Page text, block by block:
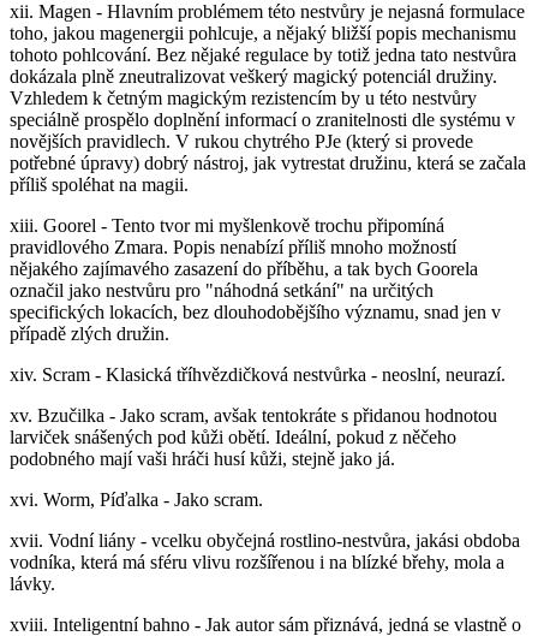
xii. Magen - Hlavním problémem této nestvůry je nejasná formulace
toho, jakou magenergii pohlcuje, a nějaký bližší popis mechanismu
tohoto pohlcování. Bez nějaké regulace by totiž jedna tato nestvůra
dokázala plně zneutralizovat veškerý magický potenciál družiny.
Vzhledem k četným magickým rezistencím by u této nestvůry
speciálně prospělo doplnění informací o zranitelnosti dle systému v
novějších pravidlech. V rukou chytrého PJe (který si provede
potřebné úpravy) dobrý nástroj, jak vytrestat družinu, která se začala
příliš spoléhat na magii.
xiii. Goorel - Tento tvor mi myšlenkově trochu připomíná
pravidlového Zmara. Popis nenabízí příliš mnoho možností
nějakého zajímavého zasazení do příběhu, a tak bych Goorela
označil jako nestvůru pro "náhodná setkání" na určitých
specifických lokacích, bez dlouhodobějšího významu, snad jen v
případě zlých družin.
xiv. Scram - Klasická tříhvězdičková nestvůrka - neoslní, neurazí.
xv. Bzučilka - Jako scram, avšak tentokráte s přidanou hodnotou
larviček snášených pod kůži obětí. Ideální, pokud z něčeho
podobného mají vaši hráči husí kůži, stejně jako já.
xvi. Worm, Píďalka - Jako scram.
xvii. Vodní liány - vcelku obyčejná rostlino-nestvůra, jakási obdoba
vodníka, která má sféru vlivu rozšířenou i na blízké břehy, mola a
lávky.
xviii. Inteligentní bahno - Jak autor sám přiznává, jedná se vlastně o